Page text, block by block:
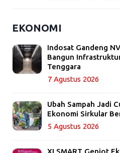
EKONOMI
Indosat Gandeng
Bangun
Tenggara
7 Agustus 2026
Ubah Sampah Jadi
Ekonomi Sirkular
5 Agustus 2026
XLSMART Genjot